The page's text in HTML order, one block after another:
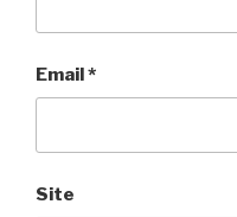
Email*
Site